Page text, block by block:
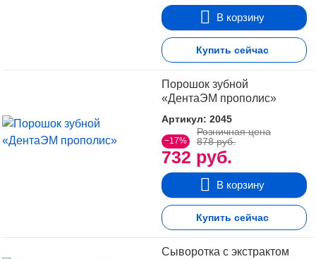
В корзину
Купить сейчас
Порошок зубной
«ДентаЭМ прополис»
Артикул: 2045
−17%
732 руб.
Розничная цена
878 руб.
В корзину
Купить сейчас
Сыворотка с экстрактом